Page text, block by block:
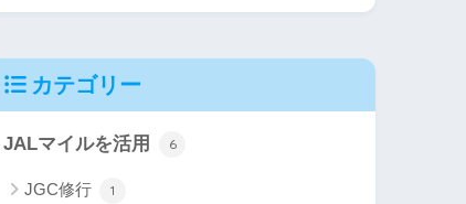
カテゴリー
JALマイルを活用 6
JGC修行 1